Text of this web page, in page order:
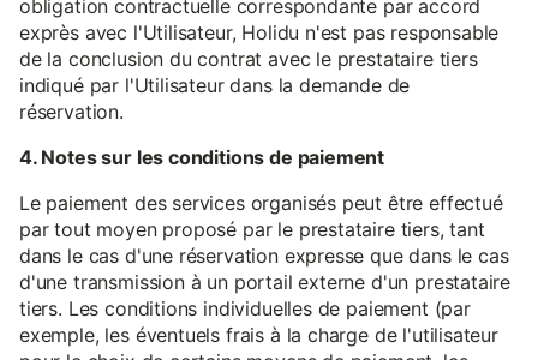
obligation contractuelle correspondante par accord
exprès avec l'Utilisateur, Holidu n'est pas responsable
de la conclusion du contrat avec le prestataire tiers
indiqué par l'Utilisateur dans la demande de
réservation.
4. Notes sur les conditions de paiement
Le paiement des services organisés peut être effectué
par tout moyen proposé par le prestataire tiers, tant
dans le cas d'une réservation expresse que dans le cas
d'une transmission à un portail externe d'un prestataire
tiers. Les conditions individuelles de paiement (par
exemple, les éventuels frais à la charge de l'utilisateur